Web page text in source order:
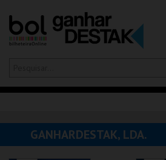
Olá,iniciar sessão
CARRINHO
EVENTOS
GANHARDESTAK, LDA.